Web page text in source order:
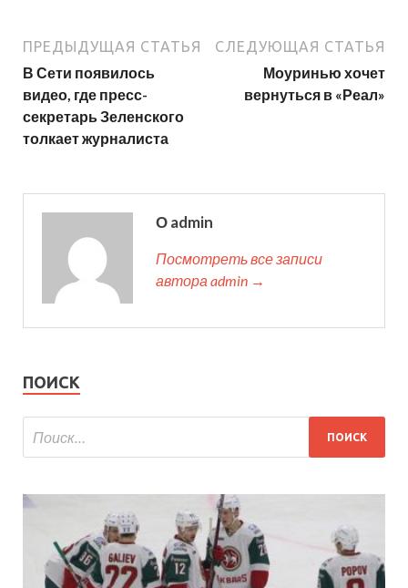
ПРЕДЫДУЩАЯ СТАТЬЯ
В Сети появилось
видео, где пресс-
секретарь Зеленского
толкает журналиста
СЛЕДУЮЩАЯ СТАТЬЯ
Моуринью хочет
вернуться в «Реал»
О admin
Посмотреть все записи
автора admin →
ПОИСК